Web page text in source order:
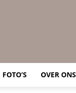
FOTO’S OVER ONS